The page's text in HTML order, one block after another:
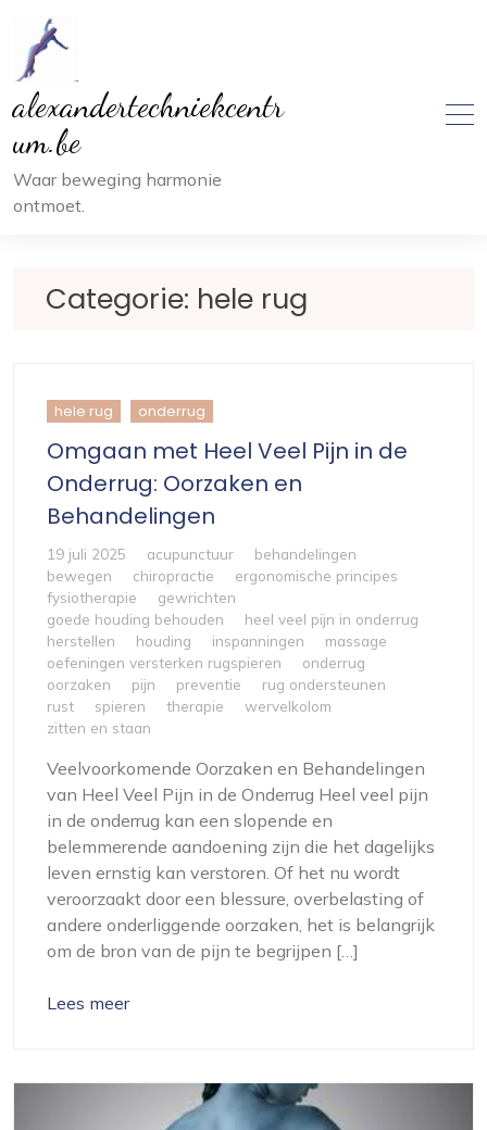
inhoud
alexandertechniekcentr
um.be
Waar beweging harmonie
ontmoet.
Categorie: hele rug
hele rug onderrug
Omgaan met Heel Veel Pijn in de
Onderrug: Oorzaken en
Behandelingen
19 juli 2025 acupunctuur
behandelingen
bewegen
chiropractie
ergonomische principes
fysiotherapie
gewrichten
goede houding behouden
heel veel pijn in onderrug
herstellen
houding inspanningen
massage
oefeningen versterken rugspieren
onderrug
oorzaken
pijn preventie
rug ondersteunen
rust
spieren therapie
wervelkolom
zitten en staan
Veelvoorkomende Oorzaken en Behandelingen
van Heel Veel Pijn in de Onderrug Heel veel pijn
in de onderrug kan een slopende en
belemmerende aandoening zijn die het dagelijks
leven ernstig kan verstoren. Of het nu wordt
veroorzaakt door een blessure, overbelasting of
andere onderliggende oorzaken, het is belangrijk
om de bron van de pijn te begrijpen […]
Lees meer